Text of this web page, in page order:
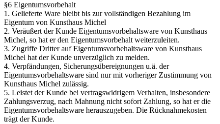
§6 Eigentumsvorbehalt
1. Gelieferte Ware bleibt bis zur vollständigen Bezahlung im
Eigentum von Kunsthaus Michel
2. Veräußert der Kunde Eigentumsvorbehaltsware von Kunsthaus
Michel, so hat er den Eigentumsvorbehalt weiterzuleiten.
3. Zugriffe Dritter auf Eigentumsvorbehaltsware von Kunsthaus
Michel hat der Kunde unverzüglich zu melden.
4. Verpfändungen, Sicherungsübereignungen u.ä. der
Eigentumsvorbehaltsware sind nur mit vorheriger Zustimmung von
Kunsthaus Michel zulässig.
5. Leistet der Kunde bei vertragswidrigem Verhalten, insbesondere
Zahlungsverzug, nach Mahnung nicht sofort Zahlung, so hat er die
Eigentumsvorbehaltsware herauszugeben. Die Rücknahmekosten
trägt der Kunde.